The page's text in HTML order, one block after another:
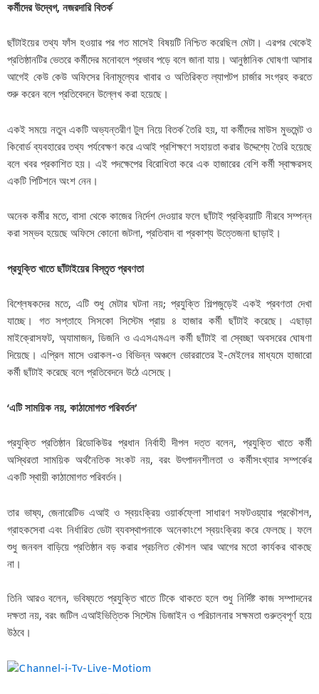
কর্মীদের উদ্বেগ, নজরদারি বিতর্ক
ছাঁটাইয়ের তথ্য ফাঁস হওয়ার পর গত মাসেই বিষয়টি নিশ্চিত করেছিল মেটা। এরপর থেকেই
প্রতিষ্ঠানটির ভেতরে কর্মীদের মনোবলে প্রভাব পড়ে বলে জানা যায়। আনুষ্ঠানিক ঘোষণা আসার
আগেই কেউ কেউ অফিসের বিনামূল্যের খাবার ও অতিরিক্ত ল্যাপটপ চার্জার সংগ্রহ করতে
শুরু করেন বলে প্রতিবেদনে উল্লেখ করা হয়েছে।
একই সময়ে নতুন একটি অভ্যন্তরীণ টুল নিয়ে বিতর্ক তৈরি হয়, যা কর্মীদের মাউস মুভমেন্ট ও
কিবোর্ড ব্যবহারের তথ্য পর্যবেক্ষণ করে এআই প্রশিক্ষণে সহায়তা করার উদ্দেশ্যে তৈরি হয়েছে
বলে খবর প্রকাশিত হয়। এই পদক্ষেপের বিরোধিতা করে এক হাজারের বেশি কর্মী স্বাক্ষরসহ
একটি পিটিশনে অংশ নেন।
অনেক কর্মীর মতে, বাসা থেকে কাজের নির্দেশ দেওয়ার ফলে ছাঁটাই প্রক্রিয়াটি নীরবে সম্পন্ন
করা সম্ভব হয়েছে অফিসে কোনো জটলা, প্রতিবাদ বা প্রকাশ্য উত্তেজনা ছাড়াই।
প্রযুক্তি খাতে ছাঁটাইয়ের বিস্তৃত প্রবণতা
বিশ্লেষকদের মতে, এটি শুধু মেটার ঘটনা নয়; প্রযুক্তি শিল্পজুড়েই একই প্রবণতা দেখা
যাচ্ছে। গত সপ্তাহে সিসকো সিস্টেম প্রায় ৪ হাজার কর্মী ছাঁটাই করেছে। এছাড়া
মাইক্রোসফট, অ্যামাজন, ডিজনি ও এএসএমএল কর্মী ছাঁটাই বা স্বেচ্ছা অবসরের ঘোষণা
দিয়েছে। এপ্রিল মাসে ওরাকল-ও বিভিন্ন অঞ্চলে ভোররাতের ই-মেইলের মাধ্যমে হাজারো
কর্মী ছাঁটাই করেছে বলে প্রতিবেদনে উঠে এসেছে।
‘এটি সাময়িক নয়, কাঠামোগত পরিবর্তন’
প্রযুক্তি প্রতিষ্ঠান রিডোকিউর প্রধান নির্বাহী দীপল দত্ত বলেন, প্রযুক্তি খাতে কর্মী
অস্থিরতা সাময়িক অর্থনৈতিক সংকট নয়, বরং উৎপাদনশীলতা ও কর্মীসংখ্যার সম্পর্কের
একটি স্থায়ী কাঠামোগত পরিবর্তন।
তার ভাষ্য, জেনারেটিভ এআই ও স্বয়ংক্রিয় ওয়ার্কফ্লো সাধারণ সফটওয়্যার প্রকৌশল,
গ্রাহকসেবা এবং নির্ধারিত ডেটা ব্যবস্থাপনাকে অনেকাংশে স্বয়ংক্রিয় করে ফেলছে। ফলে
শুধু জনবল বাড়িয়ে প্রতিষ্ঠান বড় করার প্রচলিত কৌশল আর আগের মতো কার্যকর থাকছে
না।
তিনি আরও বলেন, ভবিষ্যতে প্রযুক্তি খাতে টিকে থাকতে হলে শুধু নির্দিষ্ট কাজ সম্পাদনের
দক্ষতা নয়, বরং জটিল এআইভিত্তিক সিস্টেম ডিজাইন ও পরিচালনার সক্ষমতা গুরুত্বপূর্ণ হয়ে
উঠবে।